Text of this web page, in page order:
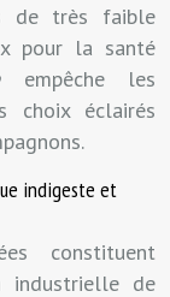
de très faible
pour la santé
empêche les
choix éclairés
indigeste et
constituent
industrielle de